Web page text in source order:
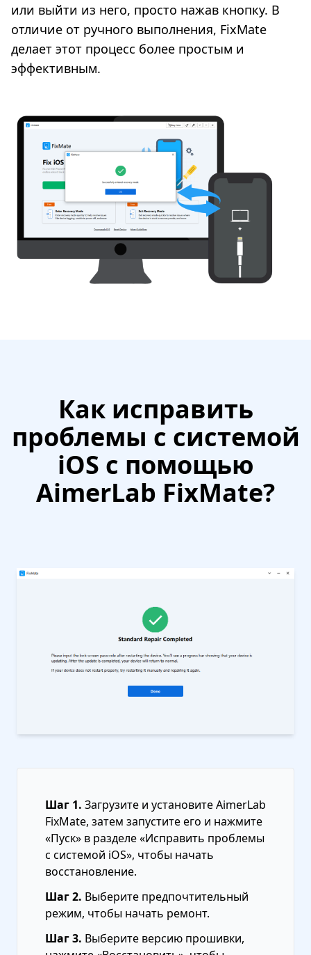
или выйти из него, просто нажав кнопку. В
отличие от ручного выполнения, FixMate
делает этот процесс более простым и
эффективным.
Как исправить
проблемы с системой
iOS с помощью
AimerLab FixMate?
Шаг 1. Загрузите и установите AimerLab
FixMate, затем запустите его и нажмите
«Пуск» в разделе «Исправить проблемы
с системой iOS», чтобы начать
восстановление.
Шаг 2. Выберите предпочтительный
режим, чтобы начать ремонт.
Шаг 3. Выберите версию прошивки,